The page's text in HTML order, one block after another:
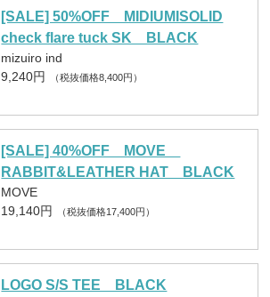
[SALE] 50%OFF MIDIUMISOLID
check flare tuck SK BLACK
mizuiro ind
9,240円
（税抜価格8,400円）
[SALE] 40%OFF MOVE
RABBIT&LEATHER HAT BLACK
MOVE
19,140円
（税抜価格17,400円）
LOGO S/S TEE BLACK